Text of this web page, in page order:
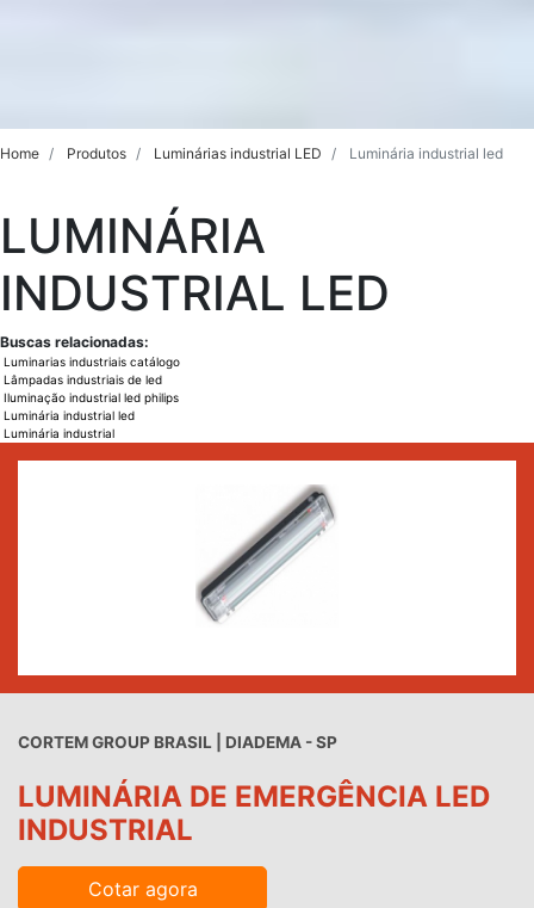
Home Produtos Luminárias industrial LED Luminária industrial led
LUMINÁRIA
INDUSTRIAL LED
Buscas relacionadas:
Luminarias industriais catálogo
Lâmpadas industriais de led
Iluminação industrial led philips
Luminária industrial led
Luminária industrial
CORTEM GROUP BRASIL | DIADEMA - SP
LUMINÁRIA DE EMERGÊNCIA LED
INDUSTRIAL
Cotar agora